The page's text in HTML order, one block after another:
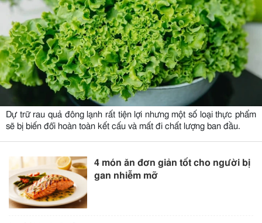
Dự trữ rau quả đông lạnh rất tiện lợi nhưng một số loại thực phẩm
sẽ bị biến đổi hoàn toàn kết cấu và mất đi chất lượng ban đầu.
4 món ăn đơn giản tốt cho người bị
gan nhiễm mỡ